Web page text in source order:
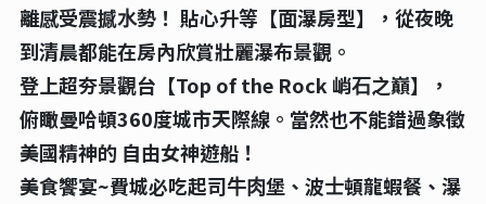
離感受震撼⽔勢！ 貼⼼升等【⾯瀑房型】，從夜晚
到清晨都能在房內欣賞壯麗瀑布景觀。
登上超夯景觀台【Top of the Rock 峭⽯之巔】，
俯瞰曼哈頓360度城市天際線。當然也不能錯過象徵
美國精神的 ⾃由女神遊船！
美食饗宴~費城必吃起司⽜⾁堡、波⼠頓龍蝦餐、瀑